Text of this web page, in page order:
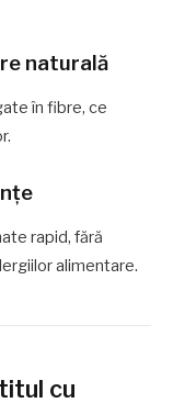
naturală
în fibre, ce
rapid, fără
alimentare.
cu